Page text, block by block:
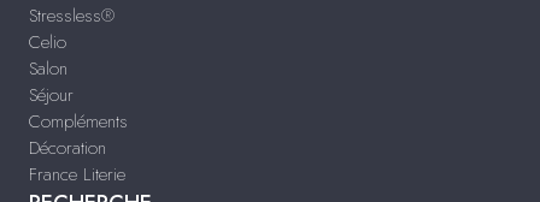
Stressless®
Celio
Salon
Séjour
Compléments
Décoration
France Literie